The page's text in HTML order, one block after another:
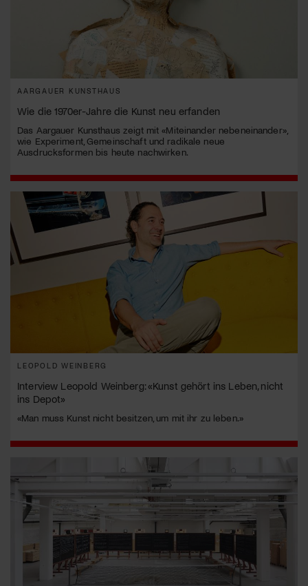
AARGAUER KUNSTHAUS
Wie die 1970er-Jahre die Kunst neu erfanden
Das Aargauer Kunsthaus zeigt mit «Miteinander nebeneinander»,
wie Experiment, Gemeinschaft und radikale neue
Ausdrucksformen bis heute nachwirken.
LEOPOLD WEINBERG
Interview Leopold Weinberg: «Kunst gehört ins Leben, nicht
ins Depot»
«Man muss Kunst nicht besitzen, um mit ihr zu leben.»